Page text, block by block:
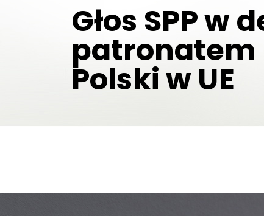
Głos SPP w
patronatem
Polski w UE